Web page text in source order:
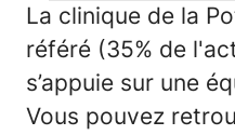
La clinique de la
référé (35% de
s’appuie sur une
Vous pouvez